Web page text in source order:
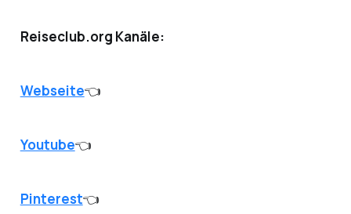
Reiseclub.org Kanäle:
Webseite👈
Youtube👈
Pinterest👈